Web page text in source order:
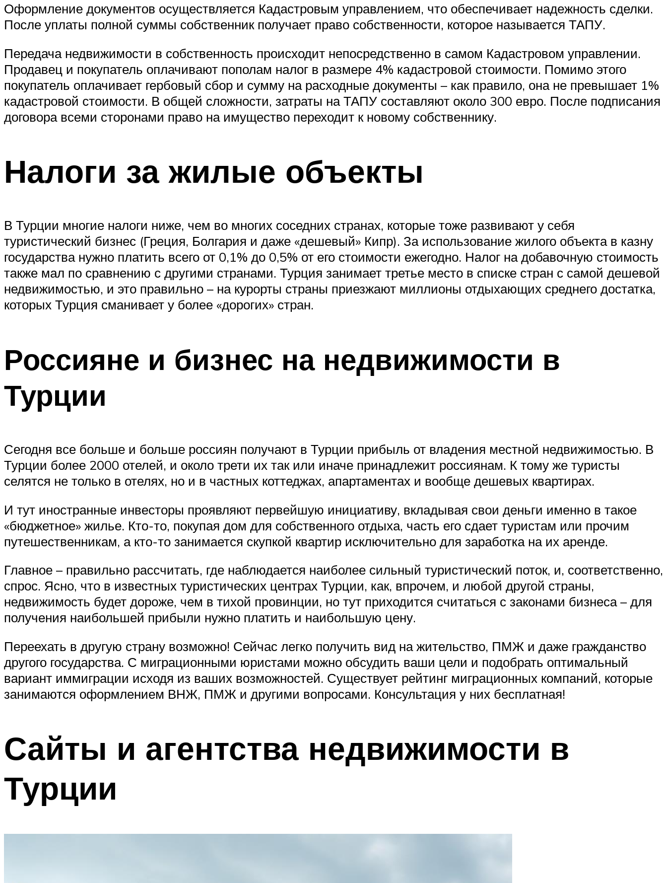
Оформление документов осуществляется Кадастровым управлением, что обеспечивает надежность сделки.
После уплаты полной суммы собственник получает право собственности, которое называется ТАПУ.
Передача недвижимости в собственность происходит непосредственно в самом Кадастровом управлении.
Продавец и покупатель оплачивают пополам налог в размере 4% кадастровой стоимости. Помимо этого
покупатель оплачивает гербовый сбор и сумму на расходные документы – как правило, она не превышает 1%
кадастровой стоимости. В общей сложности, затраты на ТАПУ составляют около 300 евро. После подписания
договора всеми сторонами право на имущество переходит к новому собственнику.
Налоги за жилые объекты
В Турции многие налоги ниже, чем во многих соседних странах, которые тоже развивают у себя
туристический бизнес (Греция, Болгария и даже «дешевый» Кипр). За использование жилого объекта в казну
государства нужно платить всего от 0,1% до 0,5% от его стоимости ежегодно. Налог на добавочную стоимость
также мал по сравнению с другими странами. Турция занимает третье место в списке стран с самой дешевой
недвижимостью, и это правильно – на курорты страны приезжают миллионы отдыхающих среднего достатка,
которых Турция сманивает у более «дорогих» стран.
Россияне и бизнес на недвижимости в
Турции
Сегодня все больше и больше россиян получают в Турции прибыль от владения местной недвижимостью. В
Турции более 2000 отелей, и около трети их так или иначе принадлежит россиянам. К тому же туристы
селятся не только в отелях, но и в частных коттеджах, апартаментах и вообще дешевых квартирах.
И тут иностранные инвесторы проявляют первейшую инициативу, вкладывая свои деньги именно в такое
«бюджетное» жилье. Кто-то, покупая дом для собственного отдыха, часть его сдает туристам или прочим
путешественникам, а кто-то занимается скупкой квартир исключительно для заработка на их аренде.
Главное – правильно рассчитать, где наблюдается наиболее сильный туристический поток, и, соответственно,
спрос. Ясно, что в известных туристических центрах Турции, как, впрочем, и любой другой страны,
недвижимость будет дороже, чем в тихой провинции, но тут приходится считаться с законами бизнеса – для
получения наибольшей прибыли нужно платить и наибольшую цену.
Переехать в другую страну возможно! Сейчас легко получить вид на жительство, ПМЖ и даже гражданство
другого государства. С миграционными юристами можно обсудить ваши цели и подобрать оптимальный
вариант иммиграции исходя из ваших возможностей. Существует рейтинг миграционных компаний, которые
занимаются оформлением ВНЖ, ПМЖ и другими вопросами. Консультация у них бесплатная!
Сайты и агентства недвижимости в
Турции